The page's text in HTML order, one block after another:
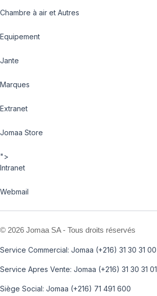
Chambre à air et Autres
Equipement
Jante
Marques
Extranet
Jomaa Store
">
Intranet
Webmail
© 2026 Jomaa SA - Tous droits réservés
Service Commercial: Jomaa (+216) 31 30 31 00
Service Apres Vente: Jomaa (+216) 31 30 31 01
Siège Social: Jomaa (+216) 71 491 600